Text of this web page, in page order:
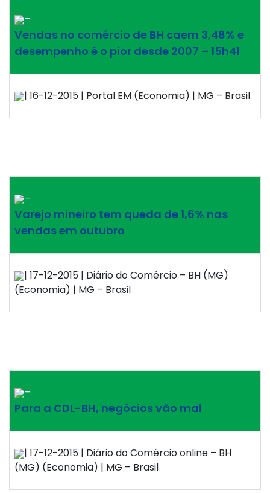
–
Vendas no comércio de BH caem 3,48% e
desempenho é o pior desde 2007 – 15h41
| 16-12-2015 | Portal EM (Economia) | MG – Brasil
–
Varejo mineiro tem queda de 1,6% nas
vendas em outubro
| 17-12-2015 | Diário do Comércio – BH (MG)
(Economia) | MG – Brasil
–
Para a CDL-BH, negócios vão mal
| 17-12-2015 | Diário do Comércio online – BH
(MG) (Economia) | MG – Brasil